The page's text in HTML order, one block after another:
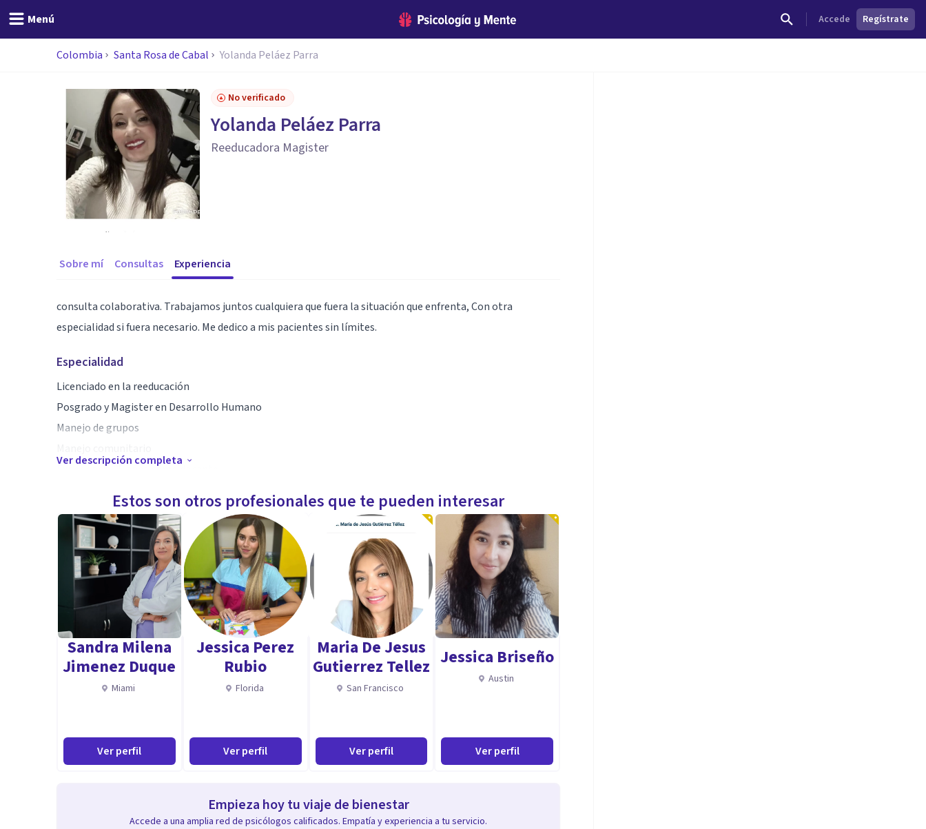
Menú Accede Regístrate
Colombia Santa Rosa de Cabal Yolanda Peláez Parra
No verificado
Yolanda Peláez Parra
Reeducadora Magister
Sobre mí Consultas Experiencia
consulta colaborativa. Trabajamos juntos cualquiera que fuera la situación que enfrenta, Con otra
especialidad si fuera necesario. Me dedico a mis pacientes sin límites.
Especialidad
Licenciado en la reeducación
Posgrado y Magister en Desarrollo Humano
Manejo de grupos
Experiencia 25 años como docente
Empatía
Altruista
Aptitudes
La Reeducación se ocupa de la adaptación a las situaciones de riesgo emocional.
Ver descripción completa
Estos son otros profesionales que te pueden interesar
Sandra Milena
Jimenez Duque
Miami
Ver perfil
Jessica Perez
Rubio
Florida
Ver perfil
Maria De Jesus
Gutierrez Tellez
San Francisco
Ver perfil
Jessica Briseño
Austin
Ver perfil
Empieza hoy tu viaje de bienestar
Accede a una amplia red de psicólogos calificados. Empatía y experiencia a tu servicio.